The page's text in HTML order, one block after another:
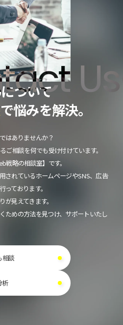
ついて
で悩みを解決。
はありませんか？
ご相談を何でも受け付けています。
戦略の相談室】です。
されているホームページやSNS、広告
ております。
見えてきます。
ための方法を見つけ、サポートいたし
相談
析
Us